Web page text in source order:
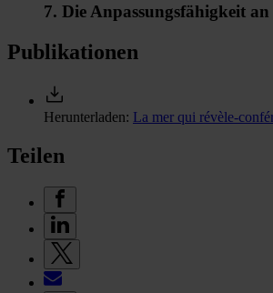
7. Die Anpassungsfähigkeit
Publikationen
Herunterladen: La mer qui révèle-
Teilen